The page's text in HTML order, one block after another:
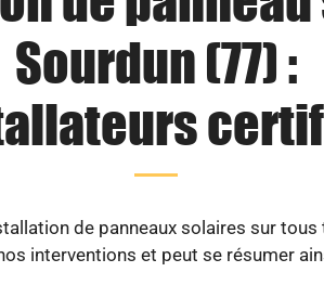
Sourdun (77) :
de panneaux solaires sur
interventions et peut se résumer